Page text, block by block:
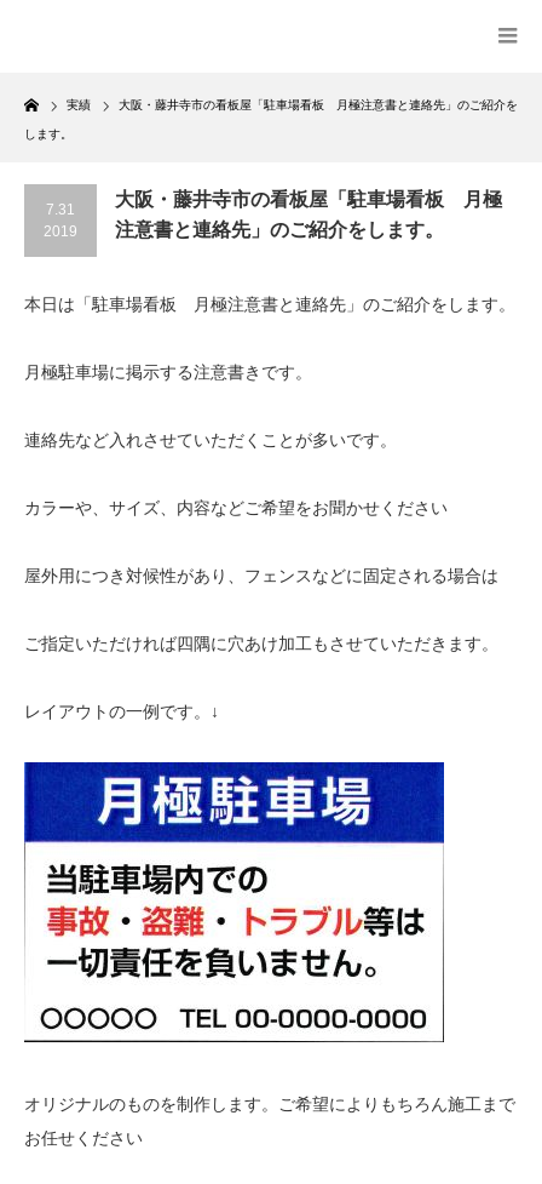
Home
実績 大阪・藤井寺市の看板屋「駐車場看板 月極注意書と連絡先」のご紹介を
します。
7.31
2019
大阪・藤井寺市の看板屋「駐車場看板 月極
注意書と連絡先」のご紹介をします。
本日は「駐車場看板 月極注意書と連絡先」のご紹介をします。
月極駐車場に掲示する注意書きです。
連絡先など入れさせていただくことが多いです。
カラーや、サイズ、内容などご希望をお聞かせください
屋外用につき対候性があり、フェンスなどに固定される場合は
ご指定いただければ四隅に穴あけ加工もさせていただきます。
レイアウトの一例です。↓
オリジナルのものを制作します。ご希望によりもちろん施工まで
お任せください